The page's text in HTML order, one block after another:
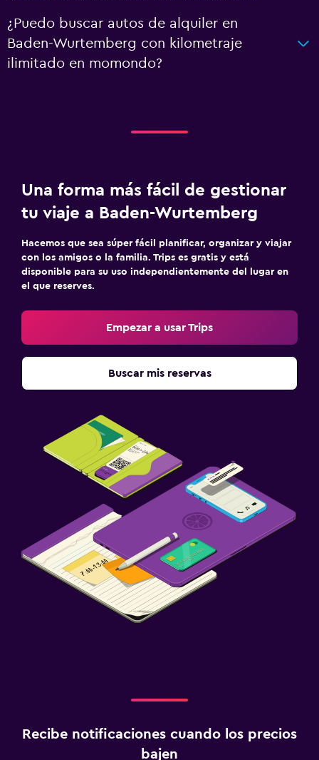
¿Puedo buscar autos de alquiler en
Baden-Wurtemberg con kilometraje
ilimitado en momondo?
Una forma más fácil de gestionar
tu viaje a Baden-Wurtemberg
Hacemos que sea súper fácil planificar, organizar y viajar
con los amigos o la familia. Trips es gratis y está
disponible para su uso independientemente del lugar en
el que reserves.
Empezar a usar Trips
Buscar mis reservas
Recibe notificaciones cuando los precios
bajen